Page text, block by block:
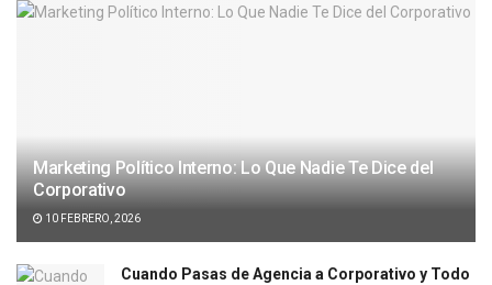
Marketing Político Interno: Lo Que Nadie Te Dice del
Corporativo
10 FEBRERO, 2026
Cuando Pasas de Agencia a Corporativo y Todo